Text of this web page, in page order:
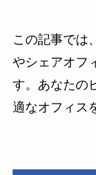
この記事では
やシェアオフ
す。あなたの
適なオフィス